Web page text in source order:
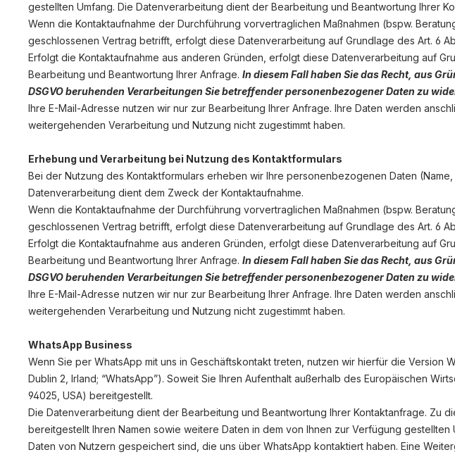
gestellten Umfang. Die Datenverarbeitung dient der Bearbeitung und Beantwortung Ihrer
Wenn die Kontaktaufnahme der Durchführung vorvertraglichen Maßnahmen (bspw.
geschlossenen Vertrag betrifft, erfolgt diese Datenverarbeitung auf Grundlage des Art. 6
Erfolgt die Kontaktaufnahme aus anderen Gründen, erfolgt diese Datenverarbeitung auf
Bearbeitung und Beantwortung Ihrer Anfrage. In diesem Fall haben Sie das Recht, aus
DSGVO beruhenden Verarbeitungen Sie betreffender personenbezogener Daten zu
Ihre E-Mail-Adresse nutzen wir nur zur Bearbeitung Ihrer Anfrage. Ihre Daten werden
weitergehenden Verarbeitung und Nutzung nicht zugestimmt haben.
Erhebung und Verarbeitung bei Nutzung des Kontaktformulars
Bei der Nutzung des Kontaktformulars erheben wir Ihre personenbezogenen Daten
Datenverarbeitung dient dem Zweck der Kontaktaufnahme.
Wenn die Kontaktaufnahme der Durchführung vorvertraglichen Maßnahmen (bspw.
geschlossenen Vertrag betrifft, erfolgt diese Datenverarbeitung auf Grundlage des Art. 6
Erfolgt die Kontaktaufnahme aus anderen Gründen, erfolgt diese Datenverarbeitung auf
Bearbeitung und Beantwortung Ihrer Anfrage. In diesem Fall haben Sie das Recht, aus
DSGVO beruhenden Verarbeitungen Sie betreffender personenbezogener Daten zu
Ihre E-Mail-Adresse nutzen wir nur zur Bearbeitung Ihrer Anfrage. Ihre Daten werden
weitergehenden Verarbeitung und Nutzung nicht zugestimmt haben.
WhatsApp Business
Wenn Sie per WhatsApp mit uns in Geschäftskontakt treten, nutzen wir hierfür die Version
Dublin 2, Irland; “WhatsApp”). Soweit Sie Ihren Aufenthalt außerhalb des Europäischen
94025, USA) bereitgestellt.
Die Datenverarbeitung dient der Bearbeitung und Beantwortung Ihrer Kontaktanfrage. Zu
bereitgestellt Ihren Namen sowie weitere Daten in dem von Ihnen zur Verfügung
Daten von Nutzern gespeichert sind, die uns über WhatsApp kontaktiert haben. Eine